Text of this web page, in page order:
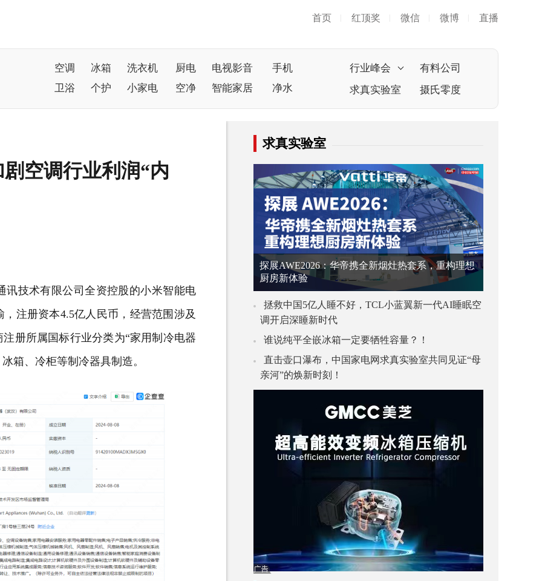
首页 红顶奖 微信 微博 直播
空调 冰箱 洗衣机 厨电 电视影音
手机
卫浴
个护 小家电 空净 智能家居 净水
行业峰会
有料公司
求真实验室
摄氏零度
空调行业利润“内
技术有限公司全资控股的小米智能电
注册资本4.5亿人民币，经营范围涉及
册所属国标行业分类为“家用制冷电器
冰箱、冷柜等制冷器具制造。
求真实验室
探展AWE2026：华帝携全新烟灶热套系，重构理想
厨房新体验
拯救中国5亿人睡不好，TCL小蓝翼新一代AI睡眠空
调开启深睡新时代
谁说纯平全嵌冰箱一定要牺牲容量？！
直击壶口瀑布，中国家电网求真实验室共同见证“母
亲河”的焕新时刻！